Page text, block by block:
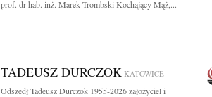
prof. dr hab. inż. Marek Trombski Kochający Mąż,...
TADEUSZ DURCZOK KATOWICE
Odszedł Tadeusz Durczok 1955-2026 założyciel i